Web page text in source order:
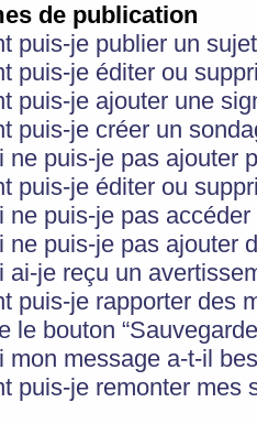
de publication
puis-je publier un
puis-je éditer ou
puis-je ajouter une
puis-je créer un
ne puis-je pas ajouter
puis-je éditer ou
ne puis-je pas
ne puis-je pas ajouter
ai-je reçu un
puis-je rapporter des
le bouton
mon message a-t-il
puis-je remonter mes